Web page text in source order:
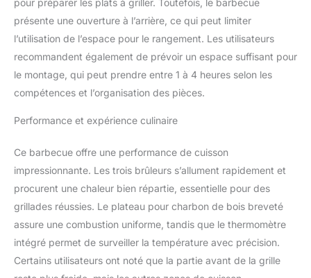
pour préparer les plats à griller. Toutefois, le barbecue
présente une ouverture à l’arrière, ce qui peut limiter
l’utilisation de l’espace pour le rangement. Les utilisateurs
recommandent également de prévoir un espace suffisant pour
le montage, qui peut prendre entre 1 à 4 heures selon les
compétences et l’organisation des pièces.
Performance et expérience culinaire
Ce barbecue offre une performance de cuisson
impressionnante. Les trois brûleurs s’allument rapidement et
procurent une chaleur bien répartie, essentielle pour des
grillades réussies. Le plateau pour charbon de bois breveté
assure une combustion uniforme, tandis que le thermomètre
intégré permet de surveiller la température avec précision.
Certains utilisateurs ont noté que la partie avant de la grille